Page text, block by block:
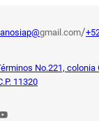
gmail.com/
No.221, colonia
11320